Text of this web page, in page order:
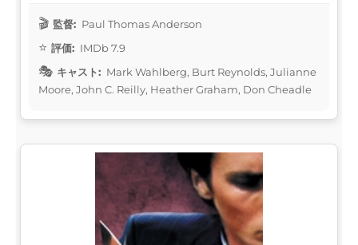
監督: Paul Thomas Anderson
評価: IMDb 7.9
キャスト: Mark Wahlberg, Burt Reynolds, Julianne
Moore, John C. Reilly, Heather Graham, Don Cheadle